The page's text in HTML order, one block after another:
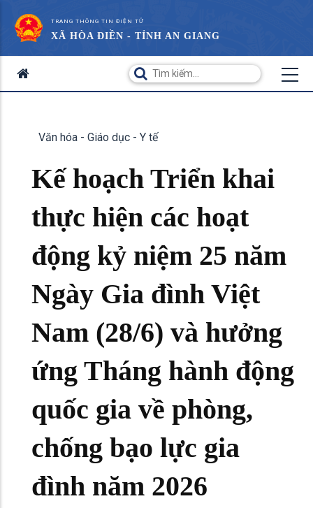
TRANG THÔNG TIN ĐIỆN TỬ
XÃ HÒA ĐIỀN - TỈNH AN GIANG
Văn hóa - Giáo dục - Y tế
Kế hoạch Triển khai
thực hiện các hoạt
động kỷ niệm 25 năm
Ngày Gia đình Việt
Nam (28/6) và hưởng
ứng Tháng hành động
quốc gia về phòng,
chống bạo lực gia
đình năm 2026